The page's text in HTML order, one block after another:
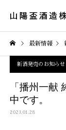
最新情報
「播州一
中です。
2023.01.28
新酒発売のお知らせ